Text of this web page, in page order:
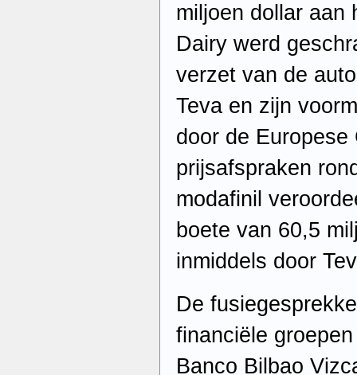
miljoen dollar aan
Dairy werd
verzet van de
Teva en zijn
door de
prijsafspraken
modafinil
boete van 60,5
inmiddels door
De
financiële
Banco Bilbao